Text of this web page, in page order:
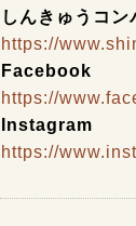
しんきゅうコン
https://
Facebook
https://
Instagram
https://